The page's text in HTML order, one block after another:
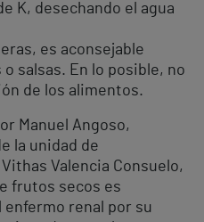
K, desechando el agua
es aconsejable
salsas. En lo posible, no
de los alimentos.
Manuel Angoso,
la unidad de
Valencia Consuelo,
frutos secos es
enfermo renal por su